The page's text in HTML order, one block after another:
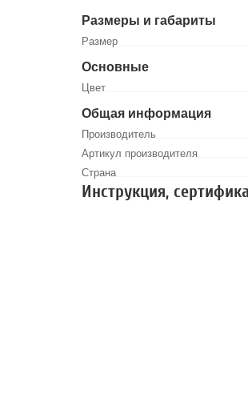
Размеры и габариты
Размер
Основные
Цвет
Общая информация
Производитель
Артикул производителя
Страна
Инструкция,